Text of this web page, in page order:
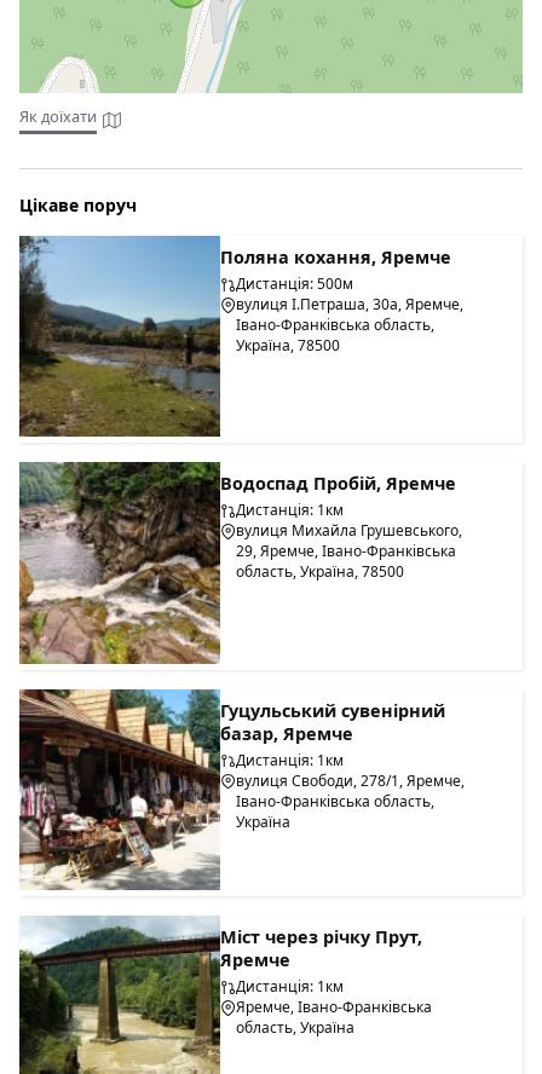
Як доїхати
Цікаве поруч
Поляна кохання, Яремче
Дистанція: 500м
вулиця І.Петраша, 30а, Яремче,
Івано-Франківська область,
Україна, 78500
Водоспад Пробій, Яремче
Дистанція: 1км
вулиця Михайла Грушевського,
29, Яремче, Івано-Франківська
область, Україна, 78500
Гуцульський сувенірний
базар, Яремче
Дистанція: 1км
вулиця Свободи, 278/1, Яремче,
Івано-Франківська область,
Україна
Міст через річку Прут,
Яремче
Дистанція: 1км
Яремче, Івано-Франківська
область, Україна